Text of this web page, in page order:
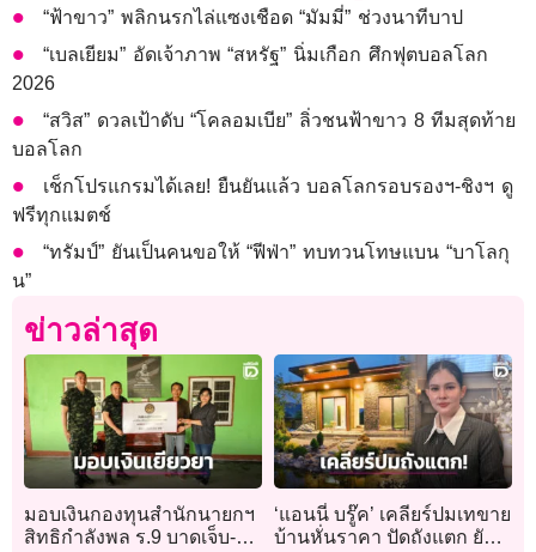
“ฟ้าขาว” พลิกนรกไล่แซงเชือด “มัมมี่” ช่วงนาทีบาป
“เบลเยียม” อัดเจ้าภาพ “สหรัฐ” นิ่มเกือก ศึกฟุตบอลโลก
2026
“สวิส” ดวลเป้าดับ “โคลอมเบีย” ลิ่วชนฟ้าขาว 8 ทีมสุดท้าย
บอลโลก
เช็กโปรแกรมได้เลย! ยืนยันแล้ว บอลโลกรอบรองฯ-ชิงฯ ดู
ฟรีทุกแมตช์
“ทรัมป์” ยันเป็นคนขอให้ “ฟีฟ่า” ทบทวนโทษแบน “บาโลกุ
น”
ข่าวล่าสุด
มอบเงินกองทุนสำนักนายกฯ
สิทธิกำลังพล ร.9 บาดเจ็บ-
‘แอนนี่ บรู๊ค’ เคลียร์ปมเทขาย
บ้านหั่นราคา ปัดถังแตก ยัน